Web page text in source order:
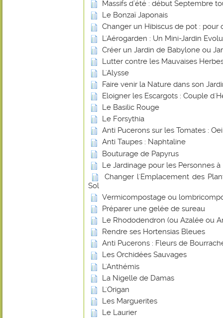
Massifs d’été : début Septembre
Le Bonzaï Japonais
Changer un Hibiscus de pot : pour
L'Aérogarden : Un Mini-Jardin
Créer un Jardin de Babylone ou
Lutter contre les Mauvaises
L'Alysse
Faire venir la Nature dans son
Eloigner les Escargots : Couple
Le Basilic Rouge
Le Forsythia
Anti Pucerons sur les Tomates :
Anti Taupes : Naphtaline
Bouturage de Papyrus
Le Jardinage pour les Personnes
Changer l'Emplacement des
Sol
Vermicompostage ou
Préparer une gelée de sureau
Le Rhododendron (ou Azalée ou
Rendre ses Hortensias Bleues
Anti Pucerons : Fleurs de
Les Orchidées Sauvages
L'Anthémis
La Nigelle de Damas
L'Origan
Les Marguerites
Le Laurier